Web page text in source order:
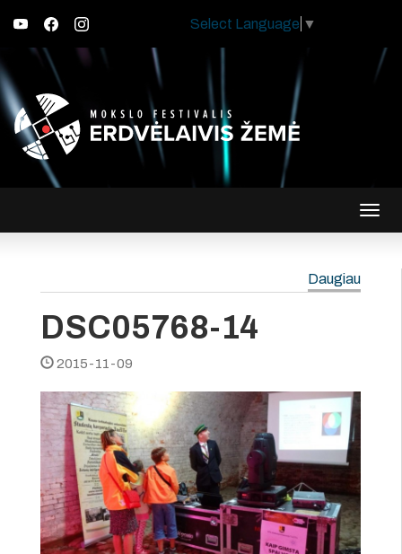
Select Language ▼
Daugiau
DSC05768-14
2015-11-09